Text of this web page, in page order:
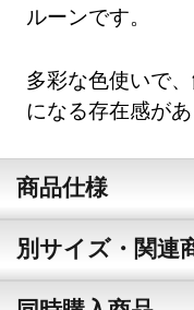
ルーンです。
多彩な色使いで
になる存在感があ
商品仕様
別サイズ・関連